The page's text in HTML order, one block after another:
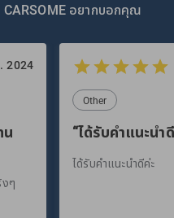
อยากบอกคุณ
2024
น
ๆ
Other
“ได้รับคำแนะนำ
ได้รับคำแนะนำดีค่ะ